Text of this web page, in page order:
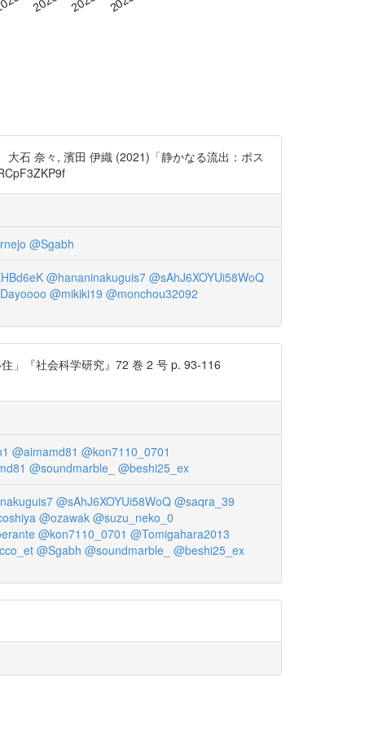
石 奈々, 濱田 伊織 (2021)「静かなる流出：ポス
@Sgabh
@hananinakuguis7 @sAhJ6XOYUi58WoQ
@mikiki19 @monchou32092
」『社会科学研究』72 巻 2 号 p. 93-116
@aimamd81 @kon7110_0701
@soundmarble_ @beshi25_ex
@sAhJ6XOYUi58WoQ @saqra_39
@ozawak @suzu_neko_0
@kon7110_0701 @Tomigahara2013
@Sgabh @soundmarble_ @beshi25_ex